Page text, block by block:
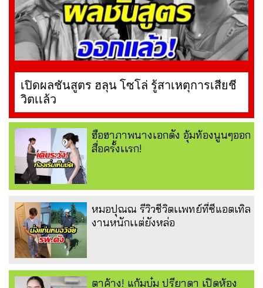
เปิดผลชันสูตร ฮลุน โซโล่ รู้สาเหตุการเสียชี
วิตเเล้ว
ฮือฮาภาพนางเอกดัง อุ้มท้องนูนๆออก
สื่อครั้งเเรก!
หมอปุณณ รีวิวชีวิตเเพทย์ที่ซีแอตเทิล
งานหนักเเต่ยังหล่อ
ตาค้าง! แก้มบุ๋ม ปรียาดา เปิดห้อง